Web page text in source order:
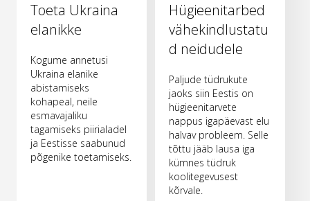
Toeta Ukraina
elanikke
Kogume annetusi
Ukraina elanike
abistamiseks
kohapeal, neile
esmavajaliku
tagamiseks piirialadel
ja Eestisse saabunud
põgenike toetamiseks.
Hügieenitarbed
vähekindlustatu
d neidudele
Paljude tüdrukute
jaoks siin Eestis on
hügieenitarvete
nappus igapäevast elu
halvav probleem. Selle
tõttu jääb lausa iga
kümnes tüdruk
koolitegevusest
kõrvale.